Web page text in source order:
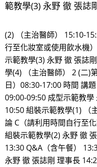
範教學(3) 永野 徹 張誌
(2) （主治醫師） 15:10-
行至化妝室或使用飲水機
示範教學(3) 永野 徹 張誌
學(4) （主治醫師） 2 (二)
日）08:30-17:00 時間 講
09:00-09:50 成型示範教
10:50 組裝示範教學(1) （
論 C（請利用時間自行至
組裝示範教學(2) 永野 徹
13:30 Q&A（含午餐）
永野 徹 張誌剛 理事長